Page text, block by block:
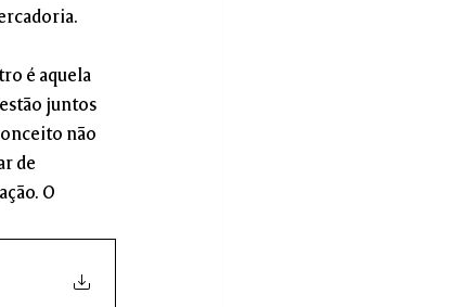
é aquela
juntos
não
de
O